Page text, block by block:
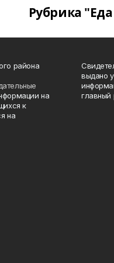
Рубрика
района
на
к
на
выдано
главный